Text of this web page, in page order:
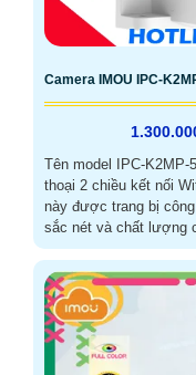
Camera IMOU IPC-
Tên model IPC-K2MP-
thoại 2 chiều kết nối Wifi
này được trang bị
sắc nét và chất lượng